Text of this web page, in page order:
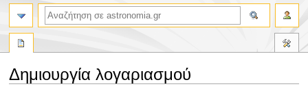
Δημιουργία λογαριασμού
αναζήτηση